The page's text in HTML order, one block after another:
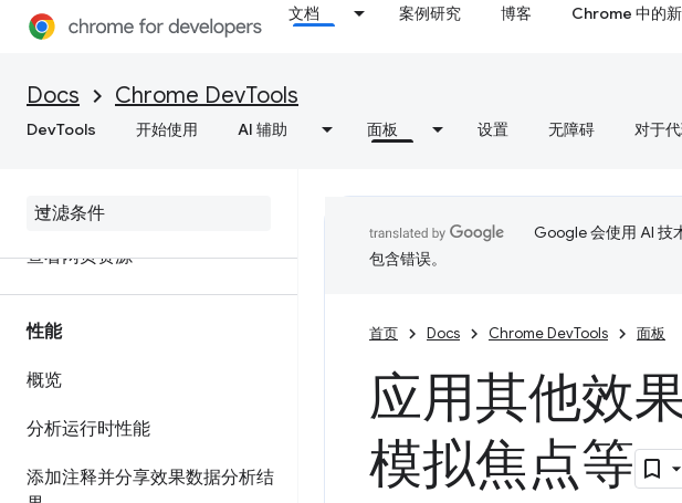
文档 案例研究 博客 Chrome 中的
Docs Chrome DevTools
DevTools 开始使用 AI 辅助 面板 设置 无障碍 对于
概览
功能参考资料
查看网页资源
性能
概览
分析运行时性能
添加注释并分享效果数据分析结
Google 会使用 AI 技
包含错误。
首页 Docs Chrome DevTools 面板
应用其他效
模拟焦点等